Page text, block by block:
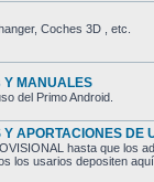
Coches 3D , etc.
Y MANUALES
del Primo Android.
APORTACIONES DE
hasta que los
los usarios depositen